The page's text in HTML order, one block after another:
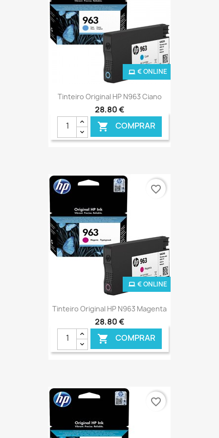
Tinteiro Original HP N963 Ciano
28,80 €
 COMPRAR
€ ONLINE
Tinteiro Original HP N963 Magenta
28,80 €
 COMPRAR
€ ONLINE
favorite_border
favorite_border